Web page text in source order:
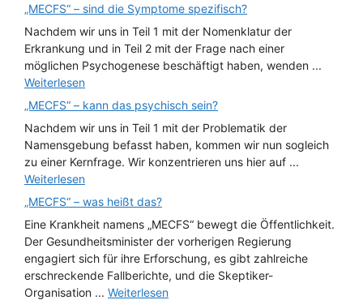
„MECFS“ – sind die Symptome spezifisch?
Nachdem wir uns in Teil 1 mit der Nomenklatur der
Erkrankung und in Teil 2 mit der Frage nach einer
möglichen Psychogenese beschäftigt haben, wenden ...
Weiterlesen
„MECFS“ – kann das psychisch sein?
Nachdem wir uns in Teil 1 mit der Problematik der
Namensgebung befasst haben, kommen wir nun sogleich
zu einer Kernfrage. Wir konzentrieren uns hier auf ...
Weiterlesen
„MECFS“ – was heißt das?
Eine Krankheit namens „MECFS“ bewegt die Öffentlichkeit.
Der Gesundheitsminister der vorherigen Regierung
engagiert sich für ihre Erforschung, es gibt zahlreiche
erschreckende Fallberichte, und die Skeptiker-
Organisation ... Weiterlesen